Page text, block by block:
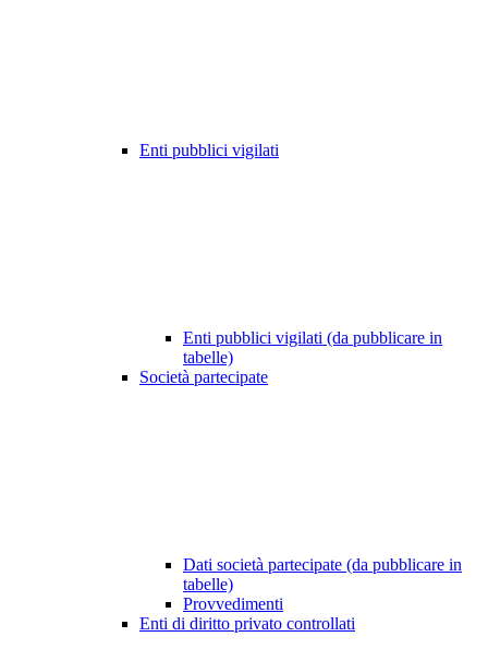
Enti pubblici vigilati
Enti pubblici vigilati (da pubblicare in
tabelle)
Società partecipate
Dati società partecipate (da pubblicare in
tabelle)
Provvedimenti
Enti di diritto privato controllati